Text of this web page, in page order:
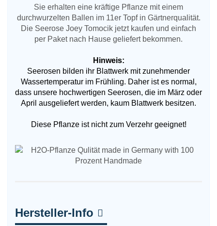
Sie erhalten eine kräftige Pflanze mit einem
durchwurzelten Ballen im 11er Topf in Gärtnerqualität.
Die Seerose Joey Tomocik jetzt kaufen und einfach
per Paket nach Hause geliefert bekommen.
Hinweis:
Seerosen bilden ihr Blattwerk mit zunehmender
Wassertemperatur im Frühling. Daher ist es normal,
dass unsere hochwertigen Seerosen, die im März oder
April ausgeliefert werden, kaum Blattwerk besitzen.
Diese Pflanze ist nicht zum Verzehr geeignet!
Hersteller-Info